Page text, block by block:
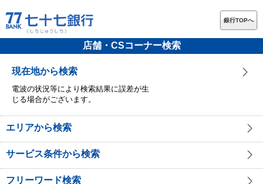
銀行TOPへ
店舗・CSコーナー検索
現在地から検索
電波の状況等により検索結果に誤差が生
じる場合がございます。
エリアから検索
サービス条件から検索
フリーワード検索